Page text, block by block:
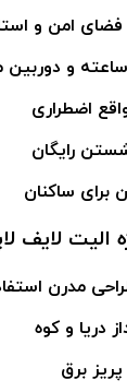
امن و
اضطراری
رایگان
برای ساکنان
الیت لایف
مدرن
دریا و کوه
برق